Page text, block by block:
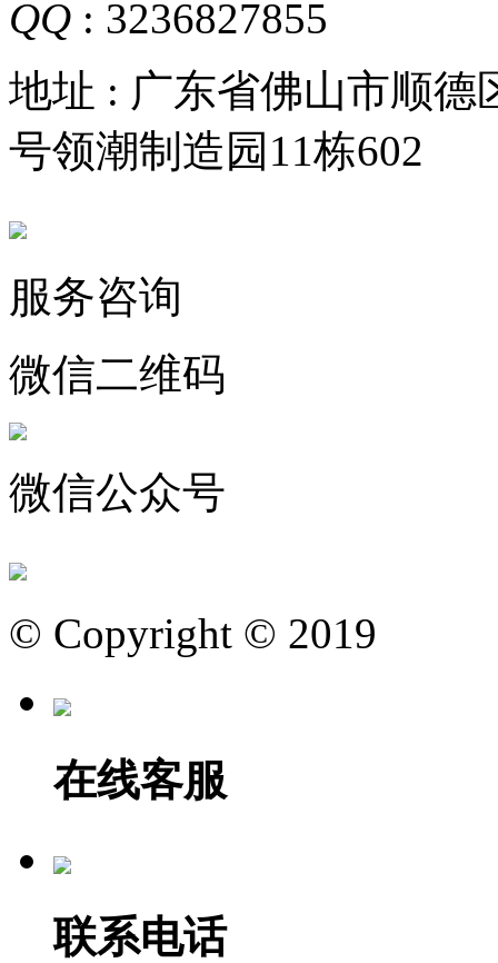
QQ : 3236827855
地址 : 广东省佛山市顺德
号领潮制造园11栋602
服务咨询
微信二维码
微信公众号
© Copyright © 2019
在线客服
联系电话